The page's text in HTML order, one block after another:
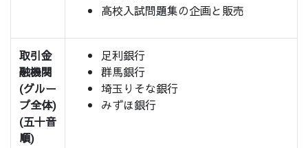
高校入試問題集の企画と販売
取引金
融機関
(グルー
プ全体)
(五十音
順)
足利銀行
群馬銀行
埼玉りそな銀行
みずほ銀行